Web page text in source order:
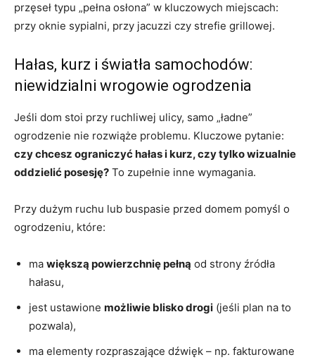
przęseł typu „pełna osłona” w kluczowych miejscach:
przy oknie sypialni, przy jacuzzi czy strefie grillowej.
Hałas, kurz i światła samochodów:
niewidzialni wrogowie ogrodzenia
Jeśli dom stoi przy ruchliwej ulicy, samo „ładne”
ogrodzenie nie rozwiąże problemu. Kluczowe pytanie:
czy chcesz ograniczyć hałas i kurz, czy tylko wizualnie
oddzielić posesję? To zupełnie inne wymagania.
Przy dużym ruchu lub buspasie przed domem pomyśl o
ogrodzeniu, które:
ma większą powierzchnię pełną od strony źródła
hałasu,
jest ustawione możliwie blisko drogi (jeśli plan na to
pozwala),
ma elementy rozpraszające dźwięk – np. fakturowane